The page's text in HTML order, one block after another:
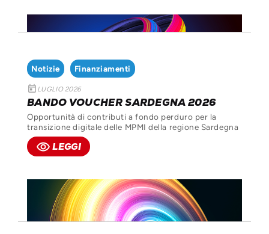
Notizie Finanziamenti
today LUGLIO 2026
BANDO VOUCHER SARDEGNA 2026
Opportunità di contributi a fondo perduro per la
transizione digitale delle MPMI della regione Sardegna
remove_red_eye LEGGI